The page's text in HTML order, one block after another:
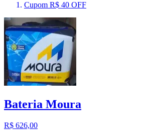
Cupom R$ 40 OFF
Bateria Moura
R$ 626,00